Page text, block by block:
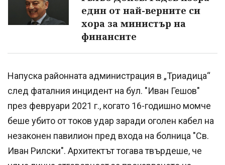
един от най-верните си
хора за министър на
финансите
Напуска районната администрация в „Триадица“
след фаталния инцидент на бул. "Иван Гешов"
през февруари 2021 г., когато 16-годишно момче
беше убито от токов удар заради оголен кабел на
незаконен павилион пред входа на болница "Св.
Иван Рилски". Архитектът тогава твърдеше, че